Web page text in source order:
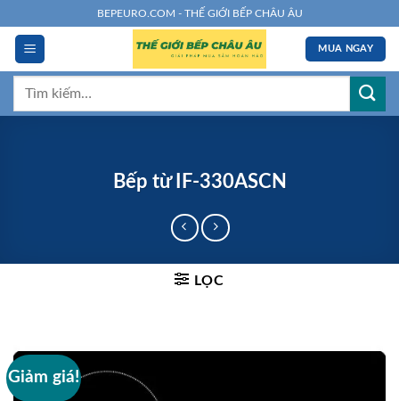
đến
dung
BEPEURO.COM - THẾ GIỚI BẾP CHÂU ÂU
MUA NGAY
Tìm
Bếp từ IF-330ASCN
LỌC
Giảm giá!